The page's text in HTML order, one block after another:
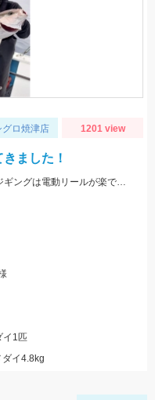
グロ焼津店 1201 view
ました！
潮が早くコマセ釣りは早々に断念。深場のジギングは電動リールが楽でした。
イ1匹
イ4.8kg